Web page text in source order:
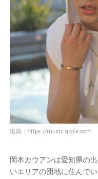
出典： https://music.apple.com
岡本カウアンは愛知県の
いエリアの団地に住んで